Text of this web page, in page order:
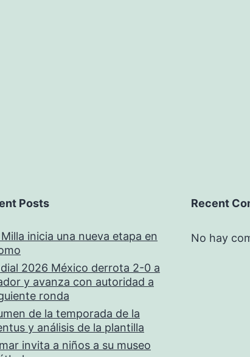
Posts
inicia una nueva etapa en
2026 México derrota 2-0 a
y avanza con autoridad a
ronda
de la temporada de la
y análisis de la plantilla
invita a niños a su museo
Recent
No hay